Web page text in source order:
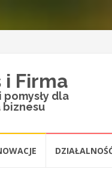
i Firma
dla
biznesu